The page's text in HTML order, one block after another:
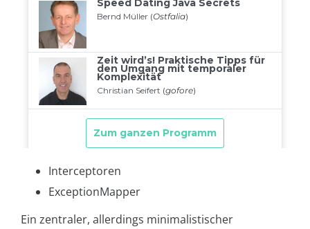
Interceptoren
ExceptionMapper
Ein zentraler, allerdings minimalistischer